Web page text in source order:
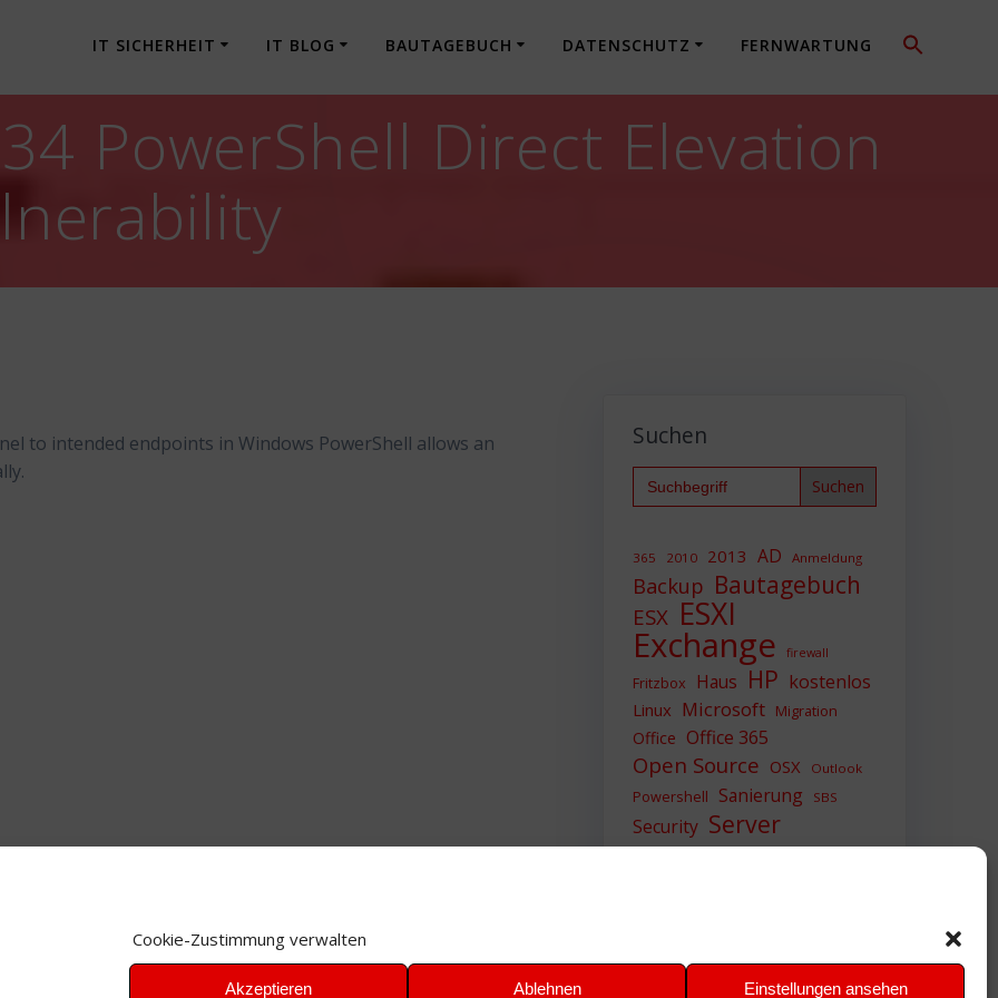
Cookie-Zustimmung verwalten
Akzeptieren Ablehnen Einstellungen ansehen
IT SICHERHEIT IT BLOG BAUTAGEBUCH DATENSCHUTZ FERNWARTUNG
PowerShell Direct Elevation
to intended endpoints in Windows PowerShell allows an
Suchen
Search
for:
365 2010 2013 AD Anmeldung
Backup Bautagebuch
ESX ESXI
Exchange firewall
Fritzbox Haus HP kostenlos
Linux Microsoft Migration
Office Office 365
Open Source OSX Outlook
Powershell Sanierung SBS
Security Server
Sicherheit SIEM
VMWare VPN WAZUH